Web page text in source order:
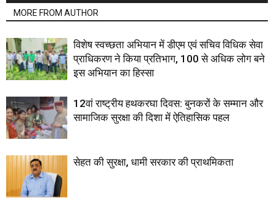
MORE FROM AUTHOR
विशेष स्वच्छता अभियान में डीएम एवं सचिव विधिक सेवा
प्राधिकरण ने किया प्रतिभाग, 100 से अधिक लोग बने
इस अभियान का हिस्सा
12वां राष्ट्रीय हथकरघा दिवस: बुनकरों के सम्मान और
सामाजिक सुरक्षा की दिशा में ऐतिहासिक पहल
सेहत की सुरक्षा, धामी सरकार की प्राथमिकता